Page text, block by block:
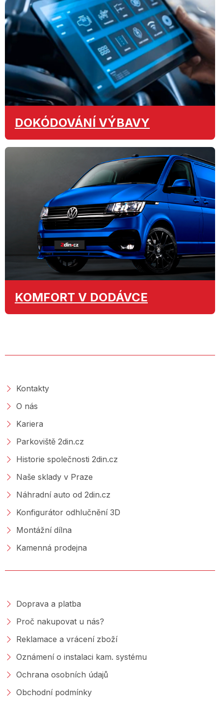
DOKÓDOVÁNÍ VÝBAVY
KOMFORT V DODÁVCE
Kontakty
O nás
Kariera
Parkoviště 2din.cz
Historie společnosti 2din.cz
Naše sklady v Praze
Náhradní auto od 2din.cz
Konfigurátor odhlučnění 3D
Montážní dílna
Kamenná prodejna
Doprava a platba
Proč nakupovat u nás?
Reklamace a vrácení zboží
Oznámení o instalaci kam. systému
Ochrana osobních údajů
Obchodní podmínky